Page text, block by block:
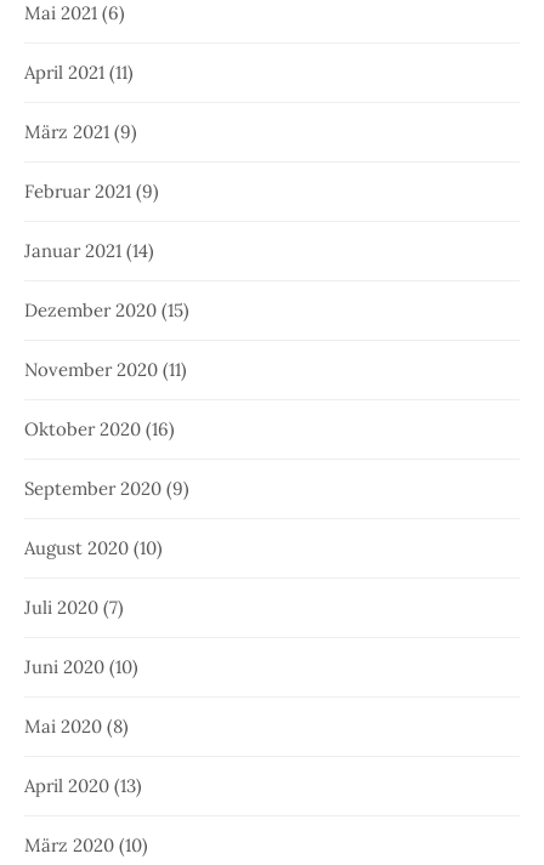
Mai 2021 (6)
April 2021 (11)
März 2021 (9)
Februar 2021 (9)
Januar 2021 (14)
Dezember 2020 (15)
November 2020 (11)
Oktober 2020 (16)
September 2020 (9)
August 2020 (10)
Juli 2020 (7)
Juni 2020 (10)
Mai 2020 (8)
April 2020 (13)
März 2020 (10)